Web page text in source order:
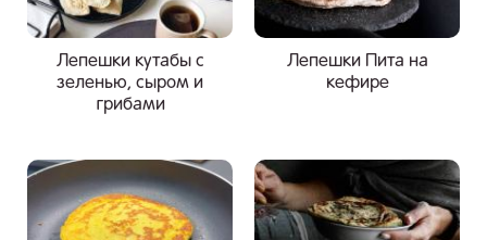
Лепешки кутабы с
зеленью, сыром и
грибами
Лепешки Пита на
кефире